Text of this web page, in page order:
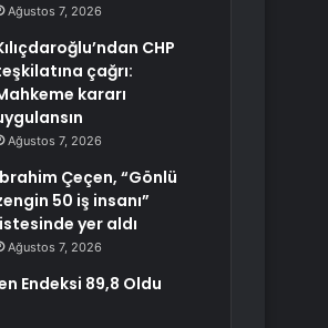
Ağustos 7, 2026
CHP
çağrı:
kararı
Ağustos 7, 2026
Çeçen, “Gönlü
50 iş insanı”
yer aldı
Ağustos 7, 2026
Endeksi 89,8 Oldu